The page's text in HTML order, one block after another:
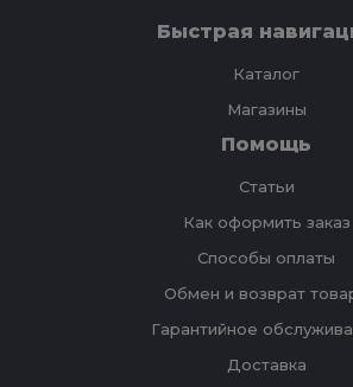
Быстрая
Каталог
Магазины
Помощь
Статьи
Как оформить заказ
Способы оплаты
Обмен и возврат
Гарантийное
Доставка